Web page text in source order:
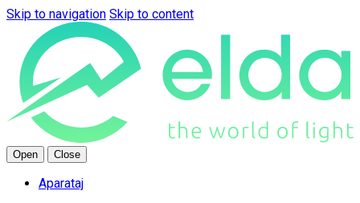
Skip to navigation Skip to content
Open Close
Aparataj